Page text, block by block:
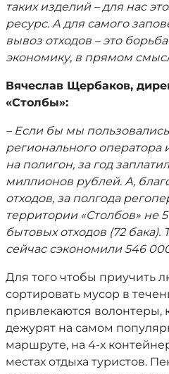
таких изделий – для нас
ресурс. А для самого
вывоз отходов – это
экономику, в прямом
Вячеслав Щербаков,
«Столбы»:
– Если бы мы
регионального оператора
на полигон, за год
миллионов рублей. А,
отходов, за полгода
территории «Столбов» не
бытовых отходов (72
сейчас сэкономили 546
Для того чтобы приучить
сортировать мусор в
привлекаются волонтеры,
дежурят на самом
маршруте, на 4-х
местах отдыха туристов.